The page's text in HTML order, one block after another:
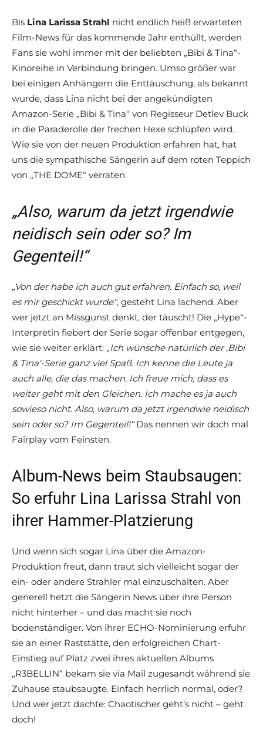
Bis Lina Larissa Strahl nicht endlich heiß erwarteten
Film-News für das kommende Jahr enthüllt, werden
Fans sie wohl immer mit der beliebten „Bibi & Tina“-
Kinoreihe in Verbindung bringen. Umso größer war
bei einigen Anhängern die Enttäuschung, als bekannt
wurde, dass Lina nicht bei der angekündigten
Amazon-Serie „Bibi & Tina“ von Regisseur Detlev Buck
in die Paraderolle der frechen Hexe schlüpfen wird.
Wie sie von der neuen Produktion erfahren hat, hat
uns die sympathische Sängerin auf dem roten Teppich
von „THE DOME“ verraten.
„Also, warum da jetzt irgendwie
neidisch sein oder so? Im
Gegenteil!“
„Von der habe ich auch gut erfahren. Einfach so, weil
es mir geschickt wurde“, gesteht Lina lachend. Aber
wer jetzt an Missgunst denkt, der täuscht! Die „Hype“-
Interpretin fiebert der Serie sogar offenbar entgegen,
wie sie weiter erklärt: „Ich wünsche natürlich der ‚Bibi
& Tina‘-Serie ganz viel Spaß. Ich kenne die Leute ja
auch alle, die das machen. Ich freue mich, dass es
weiter geht mit den Gleichen. Ich mache es ja auch
sowieso nicht. Also, warum da jetzt irgendwie neidisch
sein oder so? Im Gegenteil!“Das nennen wir doch mal
Fairplay vom Feinsten.
Album-News beim Staubsaugen:
So erfuhr Lina Larissa Strahl von
ihrer Hammer-Platzierung
Und wenn sich sogar Lina über die Amazon-
Produktion freut, dann traut sich vielleicht sogar der
ein- oder andere Strahler mal einzuschalten. Aber
generell hetzt die Sängerin News über ihre Person
nicht hinterher – und das macht sie noch
bodenständiger. Von ihrer ECHO-Nominierung erfuhr
sie an einer Raststätte, den erfolgreichen Chart-
Einstieg auf Platz zwei ihres aktuellen Albums
„R3BELLIN“ bekam sie via Mail zugesandt während sie
Zuhause staubsaugte. Einfach herrlich normal, oder?
Und wer jetzt dachte: Chaotischer geht’s nicht – geht
doch!